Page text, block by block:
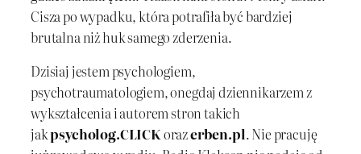
Cisza po wypadku, która potrafiła być bardziej
brutalna niż huk samego zderzenia.
Dzisiaj jestem psychologiem,
psychotraumatologiem, onegdaj dziennikarzem z
wykształcenia i autorem stron takich
jakpsycholog.CLICKorazerben.pl. Nie pracuję